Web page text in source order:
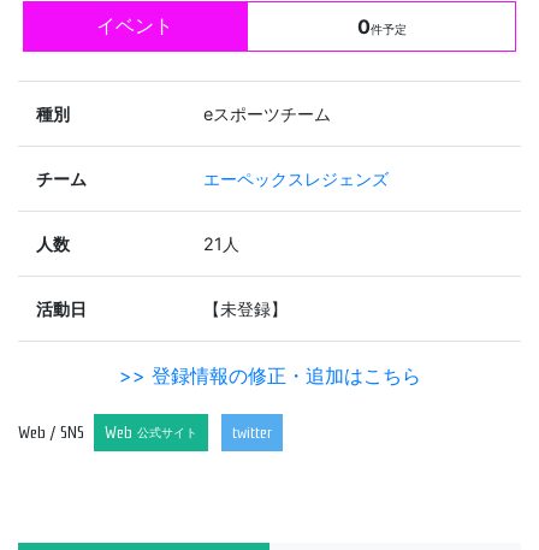
イベント 0件予定
種別 eスポーツチーム
チーム エーペックスレジェンズ
人数 21人
活動日 【未登録】
>> 登録情報の修正・追加はこちら
Web / SNS Web 公式サイト twitter